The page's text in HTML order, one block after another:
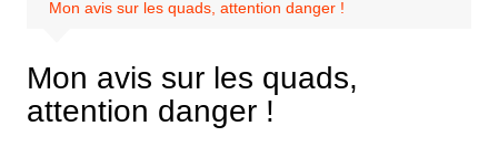
Mon avis sur les quads, attention danger !
Mon avis sur les quads,
attention danger !